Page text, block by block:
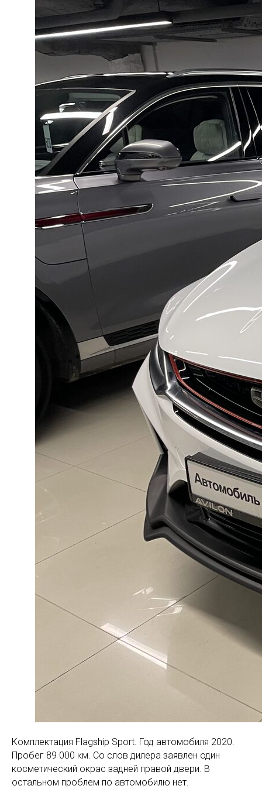
Комплектация Flagship Sport. Год автомобиля 2020.
Пробег 89 000 км. Со слов дилера заявлен один
косметический окрас задней правой двери. В
остальном проблем по автомобилю нет.